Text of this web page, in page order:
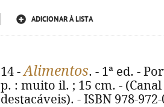
ADICIONAR À LISTA
14 -Alimentos. - 1ª ed. -
p. : muito il. ; 15 cm. -
destacáveis). - ISBN 978-